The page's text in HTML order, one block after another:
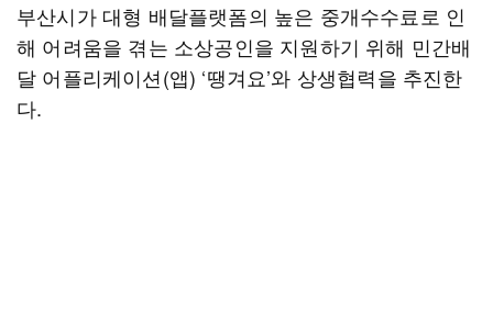
부산시가 대형 배달플랫폼의 높은 중개수수료로 인
해 어려움을 겪는 소상공인을 지원하기 위해 민간배
달 어플리케이션(앱) ‘땡겨요’와 상생협력을 추진한
다.